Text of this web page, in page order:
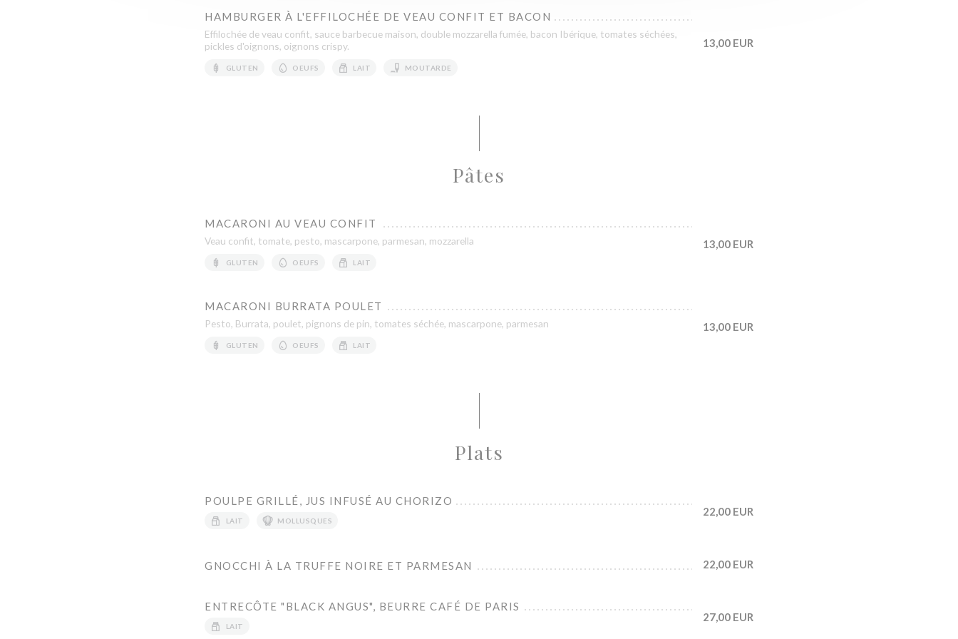
HAMBURGER À L'EFFILOCHÉE DE VEAU CONFIT ET BACON
Effilochée de veau confit, sauce barbecue maison, double mozzarella fumée, bacon Ibérique, tomates séchées,
pickles d'oignons, oignons crispy.
GLUTEN OEUFS LAIT MOUTARDE
13,00 EUR
Pâtes
MACARONI AU VEAU CONFIT
Veau confit, tomate, pesto, mascarpone, parmesan, mozzarella
GLUTEN OEUFS LAIT
13,00 EUR
MACARONI BURRATA POULET
Pesto, Burrata, poulet, pignons de pin, tomates séchée, mascarpone, parmesan
GLUTEN OEUFS LAIT
13,00 EUR
Plats
POULPE GRILLÉ, JUS INFUSÉ AU CHORIZO
LAIT MOLLUSQUES
22,00 EUR
GNOCCHI À LA TRUFFE NOIRE ET PARMESAN 22,00 EUR
ENTRECÔTE "BLACK ANGUS", BEURRE CAFÉ DE PARIS
LAIT
27,00 EUR